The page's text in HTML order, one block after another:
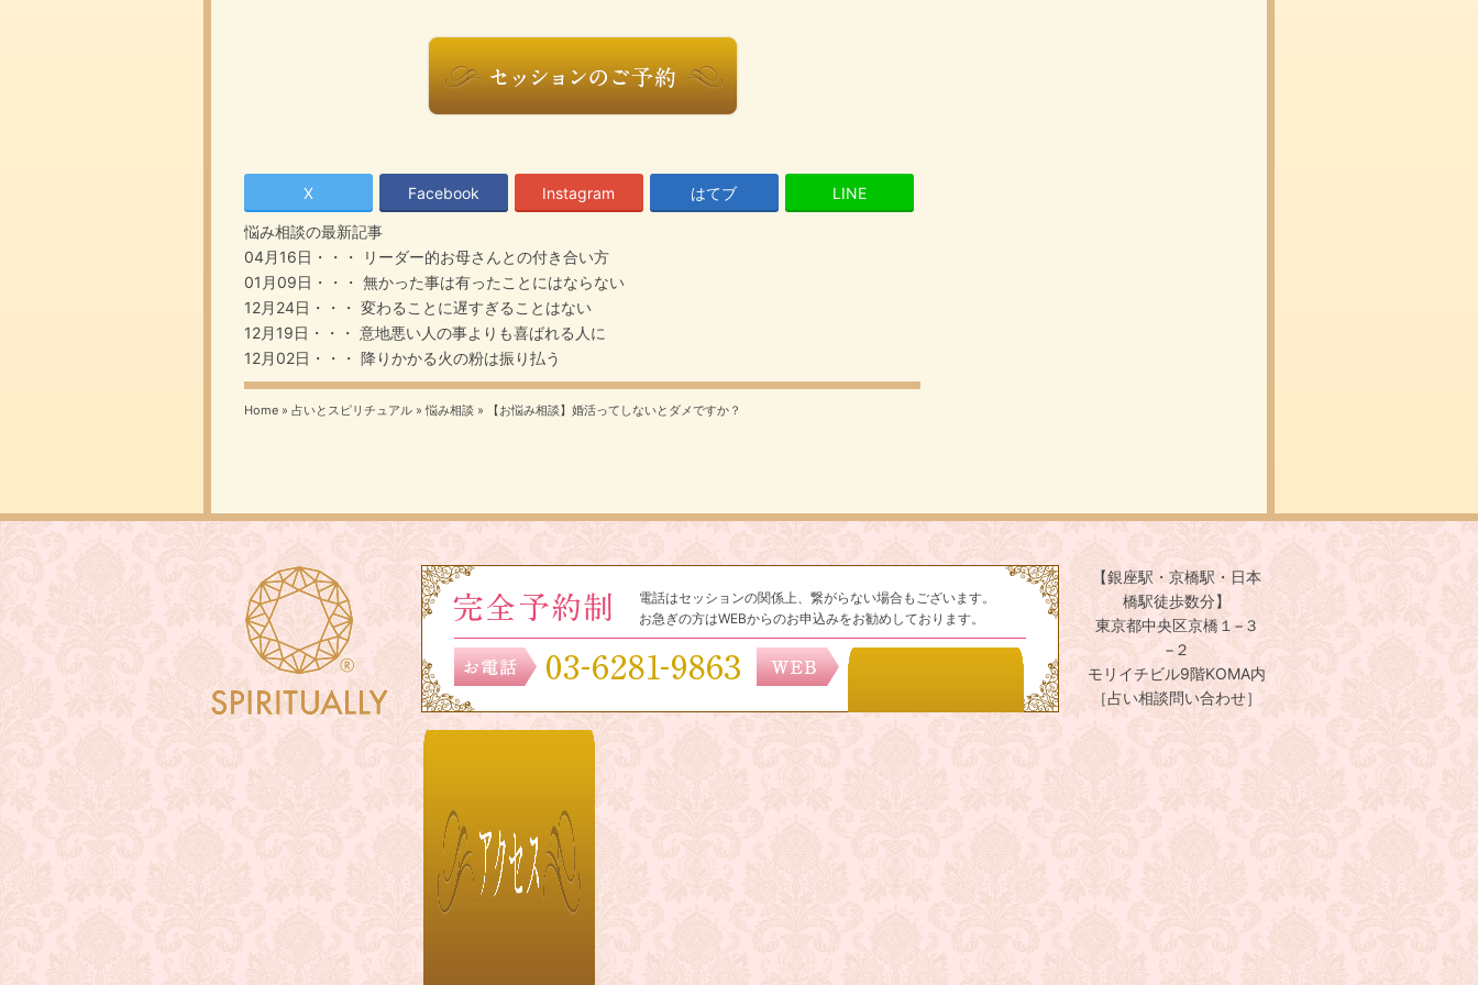
X Facebook Instagram はてブ LINE
悩み相談の最新記事
04月16日・・・
リーダー的お母さんとの付き合い方
01月09日・・・ 無かった事は有ったことにはならない
12月24日・・・ 変わることに遅すぎることはない
12月19日・・・ 意地悪い人の事よりも喜ばれる人に
12月02日・・・ 降りかかる火の粉は振り払う
Home » 占いとスピリチュアル » 悩み相談 » 【お悩み相談】婚活ってしないとダメですか？
電話はセッションの関係上、繋がらない場合もございます。
お急ぎの方はWEBからのお申込みをお勧めしております。
【銀座駅・京橋駅・日本
橋駅徒歩数分】
東京都中央区京橋１−３
−２
モリイチビル9階KOMA内
［占い相談問い合わせ］